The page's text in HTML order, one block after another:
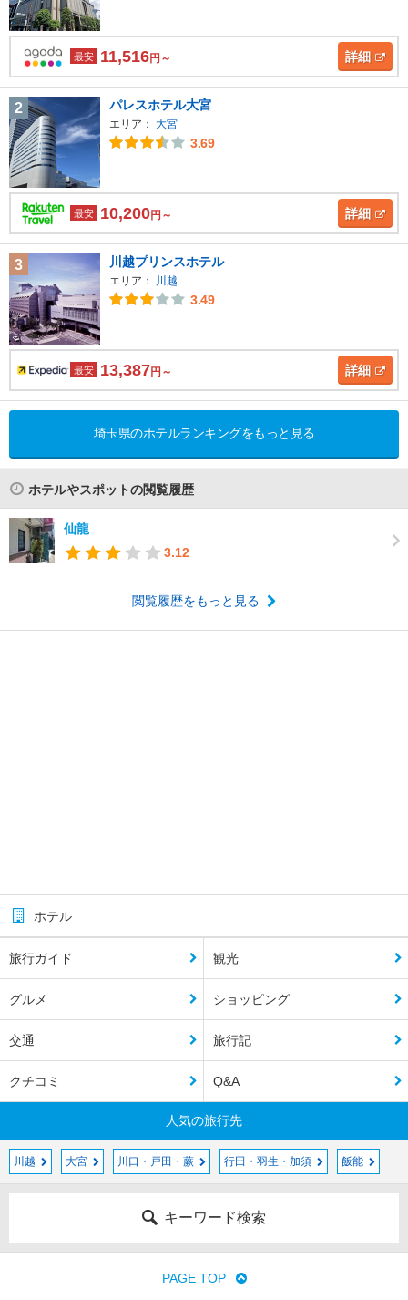
最安 11,516円～ 詳細
2 パレスホテル大宮
エリア： 大宮
3.69
最安 10,200円～ 詳細
3 川越プリンスホテル
エリア： 川越
3.49
最安 13,387円～ 詳細
埼玉県のホテルランキングをもっと見る
ホテルやスポットの閲覧履歴
仙龍
3.12
閲覧履歴をもっと見る
ホテル
旅行ガイド 観光
グルメ ショッピング
交通 旅行記
クチコミ Q&A
人気の旅行先
川越 大宮 川口・戸田・蕨 行田・羽生・加須 飯能
キーワード検索
PAGE TOP